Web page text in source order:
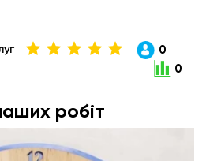
0
0
робіт